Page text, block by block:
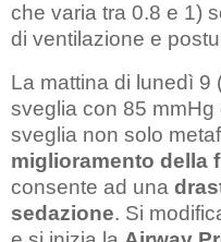
che varia tra 0.8 e 1)
di ventilazione e
La mattina di lunedì 9
sveglia con 85 mmHg
sveglia non solo
miglioramento della
consente ad una
sedazione. Si